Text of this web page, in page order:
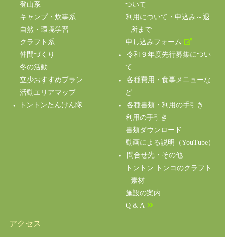
登山系
キャンプ・炊事系
自然・環境学習
クラフト系
仲間づくり
冬の活動
立少おすすめプラン
活動エリアマップ
トントンたんけん隊
ついて
利用について・申込み～退
所まで
申し込みフォーム
令和９年度先行募集につい
て
各種費用・食事メニューな
ど
各種書類・利用の手引き
利用の手引き
書類ダウンロード
動画による説明（YouTube）
問合せ先・その他
トントン トンコのクラフト
素材
施設の案内
Q & A
アクセス